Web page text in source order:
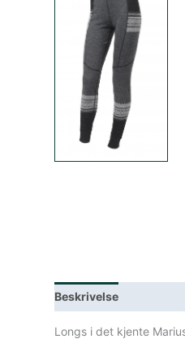
Beskrivelse
Longs i det kjente